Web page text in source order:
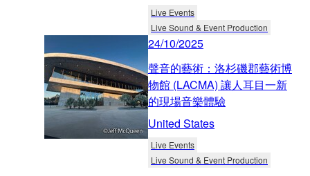
Live Events
Live Sound & Event Production
24/10/2025
聲音的藝術：洛杉磯郡藝術博
物館 (LACMA) 讓人耳目一新
的現場音樂體驗
United States
Live Events
Live Sound & Event Production